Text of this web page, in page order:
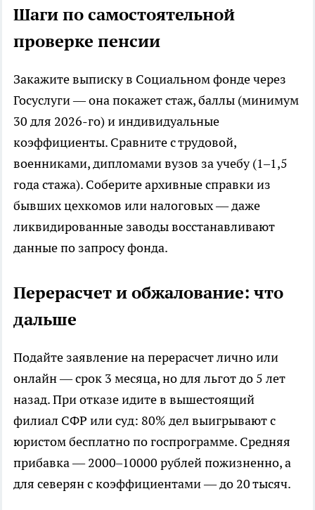
Шаги по самостоятельной
проверке пенсии
Закажите выписку в Социальном фонде через
Госуслуги — она покажет стаж, баллы (минимум
30 для 2026-го) и индивидуальные
коэффициенты. Сравните с трудовой,
военниками, дипломами вузов за учебу (1–1,5
года стажа). Соберите архивные справки из
бывших цехкомов или налоговых — даже
ликвидированные заводы восстанавливают
данные по запросу фонда.
Перерасчет и обжалование: что
дальше
Подайте заявление на перерасчет лично или
онлайн — срок 3 месяца, но для льгот до 5 лет
назад. При отказе идите в вышестоящий
филиал СФР или суд: 80% дел выигрывают с
юристом бесплатно по госпрограмме. Средняя
прибавка — 2000–10000 рублей пожизненно, а
для северян с коэффициентами — до 20 тысяч.